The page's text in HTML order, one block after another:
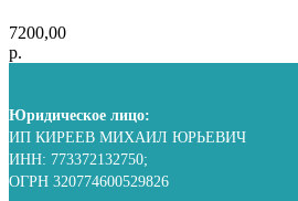
7200,00
р.
Юридическое лицо:
ИП КИРЕЕВ МИХАИЛ ЮРЬЕВИЧ
ИНН: 773372132750;
ОГРН 320774600529826